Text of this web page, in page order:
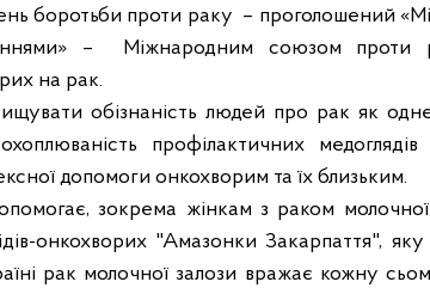
боротьби проти раку – проголошений
–
Міжнародним союзом проти
на рак.
обізнаність людей про рак як
профілактичних
допомоги онкохворим та їх близьким.
зокрема жінкам з раком молочної
онкохворих "Амазонки Закарпаття",
рак молочної залози вражає кожну